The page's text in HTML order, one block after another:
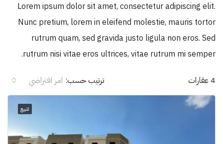
Lorem ipsum dolor sit amet, consectetur adipiscing elit.
Nunc pretium, lorem in eleifend molestie, mauris tortor
rutrum quam, sed gravida justo ligula non eros. Sed
rutrum nisi vitae eros ultrices, vitae rutrum mi semper.
4 عقارات ترتيب حسب: امر افتراضي
للبيع